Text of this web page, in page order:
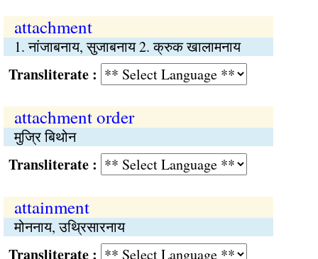
attachment
1. नांजाबनाय, सुजाबनाय 2. क्रुक खालामनाय
:
attachment order
मुज्रि बिथोन
:
attainment
मोननाय, उथ्रिसारनाय
: